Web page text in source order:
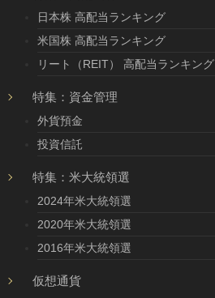
日本株 高配当ランキング
米国株 高配当ランキング
リート（REIT） 高配当ランキング
特集：資金管理
外貨預金
投資信託
特集：米大統領選
2024年米大統領選
2020年米大統領選
2016年米大統領選
仮想通貨